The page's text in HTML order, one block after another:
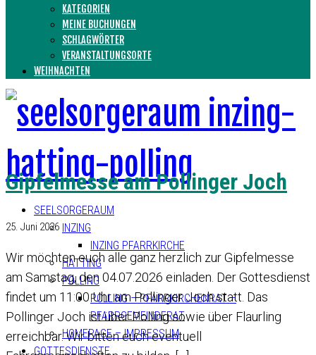
KATEGORIEN
MEINE BUCHUNGEN
SCHLAGWÖRTER
VERANSTALTUNGSORTE
WEIHNACHTEN
SEELSORGERAUM
INZING
INZING PFARRKIRCHE
HATTING
POLLING
POLLING – PFARRKIRCHENRAT –
PFARRGEMEINDERAT
HOMEPAGE – IMPRESSUM
GOTTESDIENSTE
Gipfelmesse am Pollinger Joch
25. Juni 2026
Wir möchten euch alle ganz herzlich zur Gipfelmesse
am Samstag, den 04.07.2026 einladen. Der Gottesdienst
findet um 11:00 Uhr am Pollinger Joch statt. Das
Pollinger Joch ist über Polling sowie über Flaurling
erreichbar. Wir bitten euch eventuell